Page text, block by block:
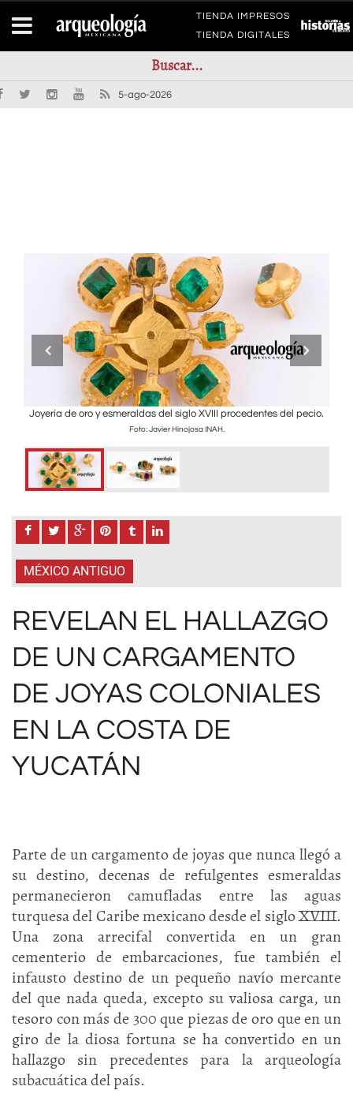
TIENDA IMPRESOS
TIENDA DIGITALES
5-ago-2026
Joyeria de oro y esmeraldas del siglo XVIII procedentes del pecio.
Foto: Javier Hinojosa INAH.
MÉXICO ANTIGUO
REVELAN EL HALLAZGO
DE UN CARGAMENTO
DE JOYAS COLONIALES
EN LA COSTA DE
YUCATÁN
Parte de un cargamento de joyas que nunca llegó a
su destino, decenas de refulgentes esmeraldas
permanecieron camufladas entre las aguas
turquesa del Caribe mexicano desde el siglo XVIII.
Una zona arrecifal convertida en un gran
cementerio de embarcaciones, fue también el
infausto destino de un pequeño navío mercante
del que nada queda, excepto su valiosa carga, un
tesoro con más de 300 que piezas de oro que en un
giro de la diosa fortuna se ha convertido en un
hallazgo sin precedentes para la arqueología
subacuática del país.